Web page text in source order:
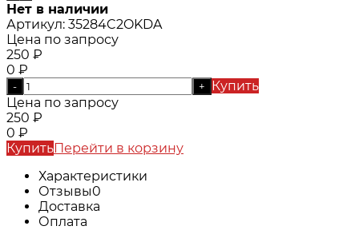
Нет в наличии
Артикул: 35284C2OKDA
Цена по запросу
250 ₽
0 ₽
- +
Купить
Цена по запросу
250 ₽
0 ₽
КупитьПерейти в корзину
Характеристики
Отзывы0
Доставка
Оплата